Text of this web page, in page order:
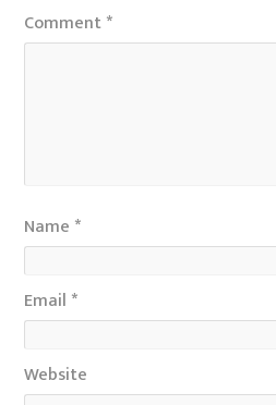
Comment*
Name *
Email *
Website